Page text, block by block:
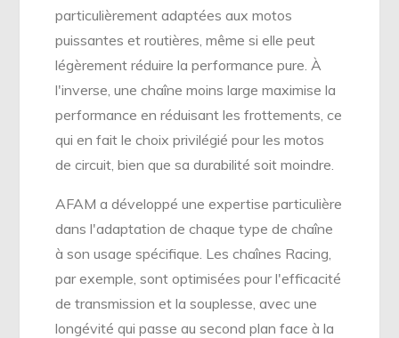
particulièrement adaptées aux motos
puissantes et routières, même si elle peut
légèrement réduire la performance pure. À
l'inverse, une chaîne moins large maximise la
performance en réduisant les frottements, ce
qui en fait le choix privilégié pour les motos
de circuit, bien que sa durabilité soit moindre.
AFAM a développé une expertise particulière
dans l'adaptation de chaque type de chaîne
à son usage spécifique. Les chaînes Racing,
par exemple, sont optimisées pour l'efficacité
de transmission et la souplesse, avec une
longévité qui passe au second plan face à la